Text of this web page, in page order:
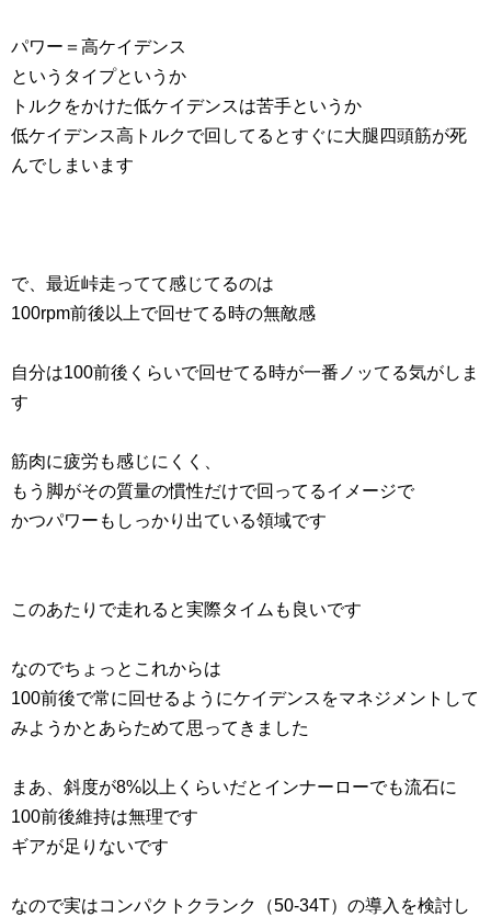
パワー＝高ケイデンス
というタイプというか
トルクをかけた低ケイデンスは苦手というか
低ケイデンス高トルクで回してるとすぐに大腿四頭筋が死
んでしまいます
で、最近峠走ってて感じてるのは
100rpm前後以上で回せてる時の無敵感
自分は100前後くらいで回せてる時が一番ノッてる気がしま
す
筋肉に疲労も感じにくく、
もう脚がその質量の慣性だけで回ってるイメージで
かつパワーもしっかり出ている領域です
このあたりで走れると実際タイムも良いです
なのでちょっとこれからは
100前後で常に回せるようにケイデンスをマネジメントして
みようかとあらためて思ってきました
まあ、斜度が8%以上くらいだとインナーローでも流石に
100前後維持は無理です
ギアが足りないです
なので実はコンパクトクランク（50-34T）の導入を検討し